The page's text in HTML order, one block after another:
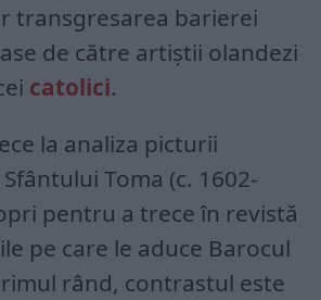
transgresarea barierei
de către artiștii olandezi
catolici.
la analiza picturii
Toma (c. 1602-
pentru a trece în revistă
pe care le aduce Barocul
rând, contrastul este